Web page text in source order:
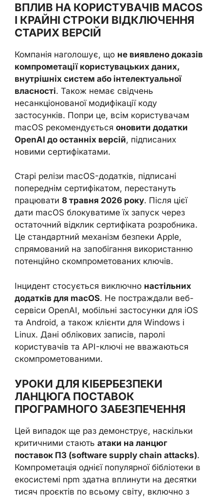
ВПЛИВ НА КОРИСТУВАЧІВ MACOS
І КРАЙНІ СТРОКИ ВІДКЛЮЧЕННЯ
СТАРИХ ВЕРСІЙ
Компанія наголошує, що не виявлено доказів
компрометації користувацьких даних,
внутрішніх систем або інтелектуальної
власності. Також немає свідчень
несанкціонованої модифікації коду
застосунків. Попри це, всім користувачам
macOS рекомендується оновити додатки
OpenAI до останніх версій, підписаних
новими сертифікатами.
Старі релізи macOS-додатків, підписані
попереднім сертифікатом, перестануть
працювати 8 травня 2026 року. Після цієї
дати macOS блокуватиме їх запуск через
остаточний відклик сертифіката розробника.
Це стандартний механізм безпеки Apple,
спрямований на запобігання використанню
потенційно скомпрометованих ключів.
Інцидент стосується виключно настільних
додатків для macOS. Не постраждали веб-
сервіси OpenAI, мобільні застосунки для iOS
та Android, а також клієнти для Windows і
Linux. Дані облікових записів, паролі
користувачів та API-ключі не вважаються
скомпрометованими.
УРОКИ ДЛЯ КІБЕРБЕЗПЕКИ
ЛАНЦЮГА ПОСТАВОК
ПРОГРАМНОГО ЗАБЕЗПЕЧЕННЯ
Цей випадок ще раз демонструє, наскільки
критичними стають атаки на ланцюг
поставок ПЗ (software supply chain attacks).
Компрометація однієї популярної бібліотеки в
екосистемі npm здатна вплинути на десятки
тисяч проєктів по всьому світу, включно з